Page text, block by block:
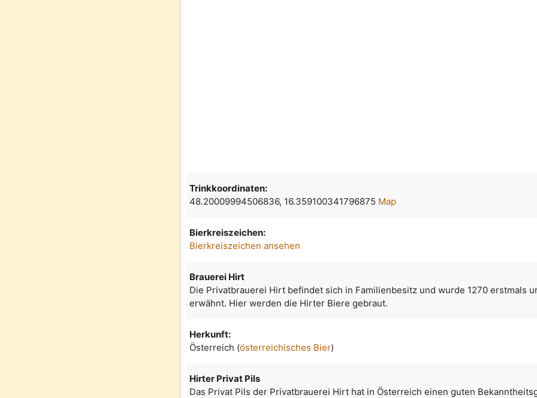
Trinkkoordinaten:
48.20009994506836, 16.359100341796875 Map
Bierkreiszeichen:
Bierkreiszeichen ansehen
Brauerei Hirt
Die Privatbrauerei Hirt befindet sich in Familienbesitz und wurde 1270 erstmals
erwähnt. Hier werden die Hirter Biere gebraut.
Herkunft:
Österreich (österreichisches Bier)
Hirter Privat Pils
Das Privat Pils der Privatbrauerei Hirt hat in Österreich einen guten